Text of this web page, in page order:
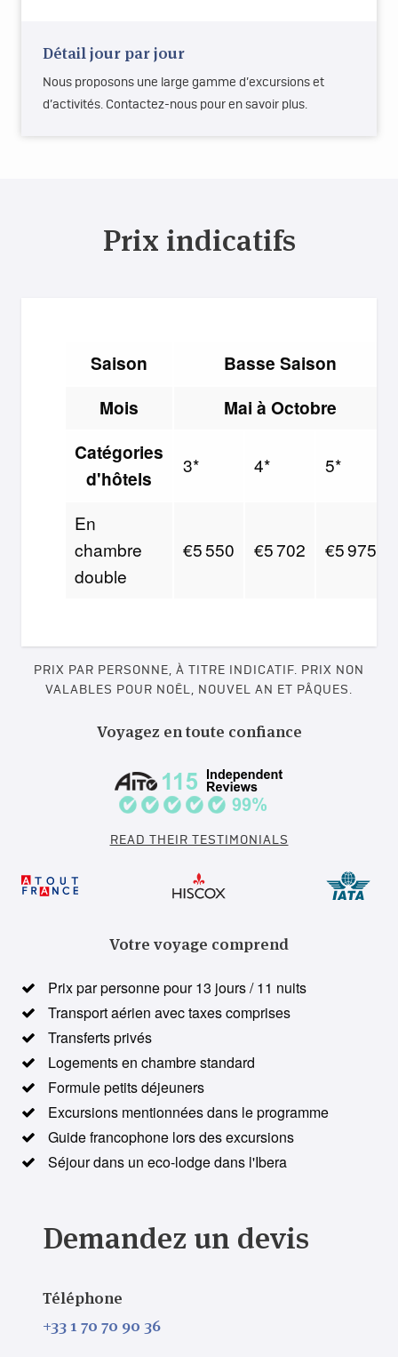
Détail jour par jour
Nous proposons une large gamme d’excursions et
d’activités. Contactez-nous pour en savoir plus.
Prix indicatifs
Saison
Basse Saison
Mois
Mai à Octobre
Catégories
d'hôtels
3* 4* 5*
En
chambre
double
€5 550 €5 702 €5 975
PRIX PAR PERSONNE, À TITRE INDICATIF. PRIX NON
VALABLES POUR NOËL, NOUVEL AN ET PÂQUES.
Voyagez en toute confiance
READ THEIR TESTIMONIALS
Votre voyage comprend
Prix par personne pour 13 jours / 11 nuits
Transport aérien avec taxes comprises
Transferts privés
Logements en chambre standard
Formule petits déjeuners
Excursions mentionnées dans le programme
Guide francophone lors des excursions
Séjour dans un eco-lodge dans l'Ibera
Demandez un devis
Téléphone
+33 1 70 70 90 36